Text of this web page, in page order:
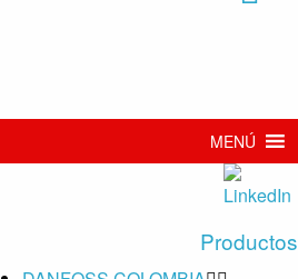
MENÚ
Productos